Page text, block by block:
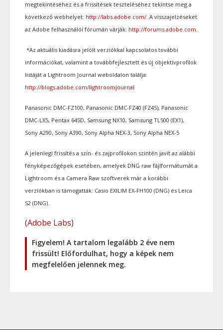
megtekintéséhez és a frissítések teszteléséhez tekintse meg a
következő webhelyet: http://labs.adobe.com/. A visszajelzéseket
az Adobe felhasználói fórumán várják: http://forums.adobe.com.
*Az aktuális kiadásra jelölt verziókkal kapcsolatos további
információkat, valamint a továbbfejlesztett és új objektívprofilok
listáját a Lightroom Journal weboldalon találja:
http://blogs.adobe.com/lightroomjournal
Panasonic DMC-FZ100, Panasonic DMC-FZ40 (FZ45), Panasonic
DMC-LX5, Pentax 645D, Samsung NX10, Samsung TL500 (EX1),
Sony A290, Sony A390, Sony Alpha NEX-3, Sony Alpha NEX-5
A jelenlegi frissítés a szín- és zajprofilokon szintén javít az alábbi
fényképezőgépek esetében, amelyek DNG raw fájlformátumát a
Lightroom és a Camera Raw szoftverek már a korábbi
verziókban is támogatták: Casio EXILIM EX-FH100 (DNG) és Leica
S2 (DNG).
(Adobe Labs)
Figyelem! A tartalom legalább 2 éve nem
frissült! Előfordulhat, hogy a képek nem
megfelelően jelennek meg.